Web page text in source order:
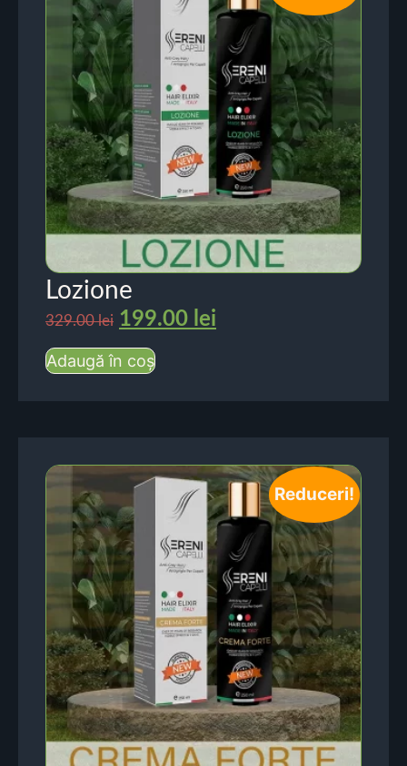
Lozione
329.00lei 199.00 lei
Adaugă în coș
Reduceri!